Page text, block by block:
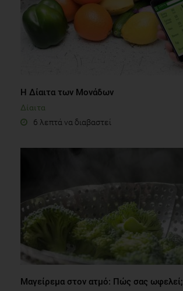
Η Δίαιτα των Μονάδων
Δίαιτα
6 λεπτά να διαβαστεί
Μαγείρεμα στον ατμό: Πώς σας ωφελεί;